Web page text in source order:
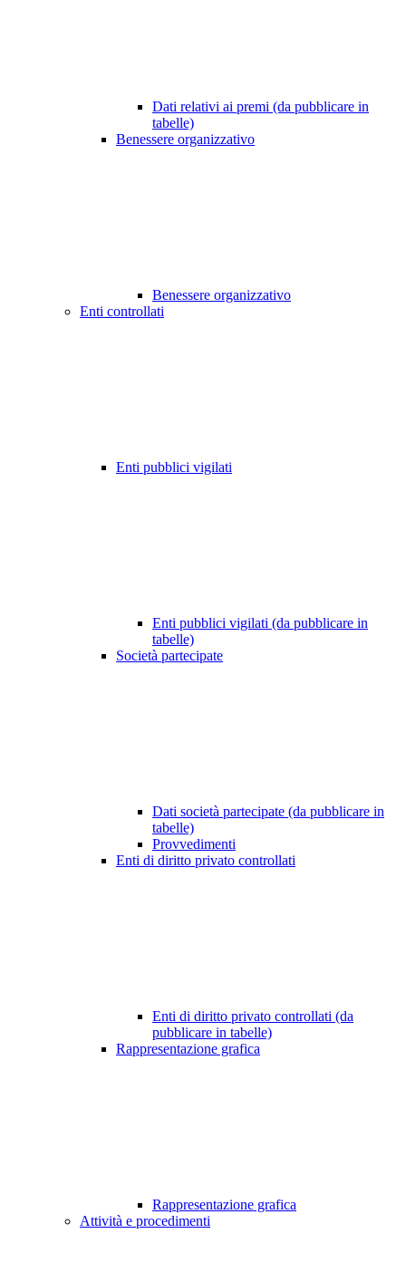
Dati relativi ai premi (da pubblicare in
tabelle)
Benessere organizzativo
Benessere organizzativo
Enti controllati
Enti pubblici vigilati
Enti pubblici vigilati (da pubblicare in
tabelle)
Società partecipate
Dati società partecipate (da pubblicare in
tabelle)
Provvedimenti
Enti di diritto privato controllati
Enti di diritto privato controllati (da
pubblicare in tabelle)
Rappresentazione grafica
Rappresentazione grafica
Attività e procedimenti